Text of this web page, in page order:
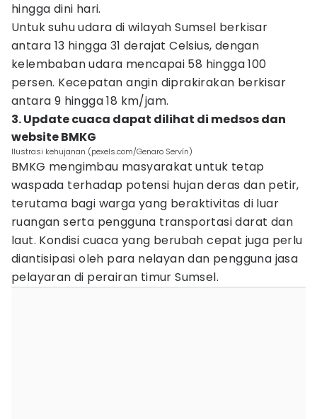
hingga dini hari.
Untuk suhu udara di wilayah Sumsel berkisar
antara 13 hingga 31 derajat Celsius, dengan
kelembaban udara mencapai 58 hingga 100
persen. Kecepatan angin diprakirakan berkisar
antara 9 hingga 18 km/jam.
3. Update cuaca dapat dilihat di medsos dan
website BMKG
Ilustrasi kehujanan (pexels.com/Genaro Servín)
BMKG mengimbau masyarakat untuk tetap
waspada terhadap potensi hujan deras dan petir,
terutama bagi warga yang beraktivitas di luar
ruangan serta pengguna transportasi darat dan
laut. Kondisi cuaca yang berubah cepat juga perlu
diantisipasi oleh para nelayan dan pengguna jasa
pelayaran di perairan timur Sumsel.